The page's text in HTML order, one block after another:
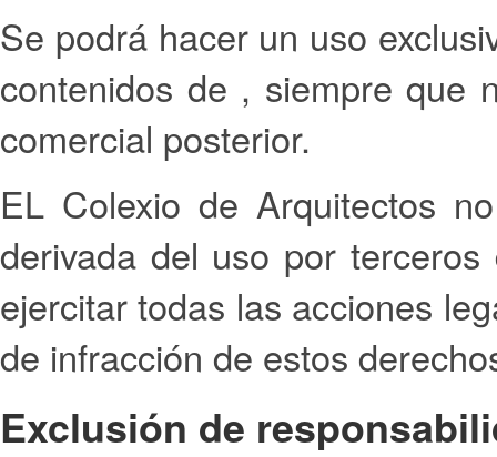
Se podrá hacer un uso
contenidos de , siempre que
comercial posterior.
EL Colexio de Arquitectos
derivada del uso por
ejercitar todas las acciones
de infracción de estos
Exclusión de